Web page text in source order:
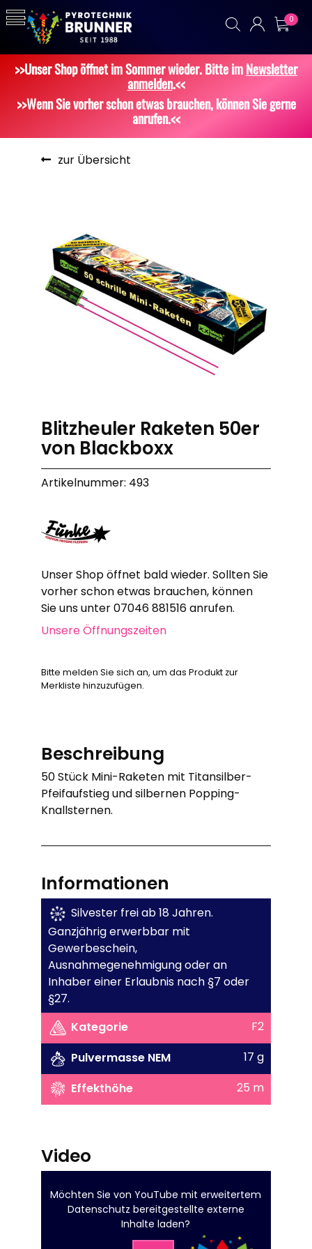
0
>>Unser Shop öffnet im Sommer wieder. Bitte imNewsletter
anmelden.<<
>>Wenn Sie vorher schon etwas brauchen, können Sie gerne
anrufen.<<
zur Übersicht
Blitzheuler Raketen 50er
von Blackboxx
Artikelnummer: 493
Unser Shop öffnet bald wieder. Sollten Sie
vorher schon etwas brauchen, können
Sie uns unter 07046 881516 anrufen.
Unsere Öffnungszeiten
Bitte melden Sie sich an, um das Produkt zur
Merkliste hinzuzufügen.
Beschreibung
50 Stück Mini-Raketen mit Titansilber-
Pfeifaufstieg und silbernen Popping-
Knallsternen.
Informationen
Silvester frei ab 18 Jahren.
Ganzjährig erwerbbar mit
Gewerbeschein,
Ausnahmegenehmigung oder an
Inhaber einer Erlaubnis nach §7 oder
§27.
Kategorie
F2
Pulvermasse NEM
17 g
Effekthöhe
25 m
Video
Möchten Sie vonYouTube mit erweitertem
Datenschutz bereitgestellte externe
Inhalte laden?